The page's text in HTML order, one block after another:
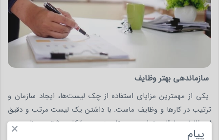
سازماندهی بهتر وظایف
یکی از مهمترین مزایای استفاده از چک لیست‌ها، ایجاد سازمان و
ترتیب در کارها و وظایف ماست. با داشتن یک لیست مرتب و دقیق
از وظایف، ما قادر خواهیم بود تا بهتر و به شکل موثرتری برنامه‌ریزی
کنیم و از انجام همه کارهای مهم مطمئن شویم. علاوه براین با× پیام